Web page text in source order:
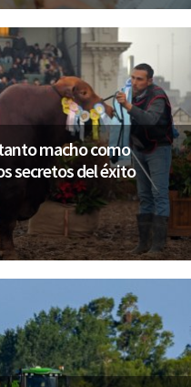
macho como
secretos del éxito